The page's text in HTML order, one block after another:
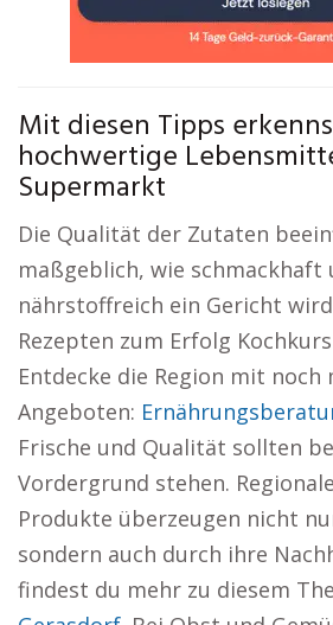
Mit diesen Tipps
hochwertige
Supermarkt
Die Qualität der Zutaten
maßgeblich, wie schmackhaft
nährstoffreich ein Gericht
Rezepten zum Erfolg
Entdecke die Region mit noch
Angeboten:
Frische und Qualität sollten
Vordergrund stehen.
Produkte überzeugen nicht
sondern auch durch ihre
findest du mehr zu diesem